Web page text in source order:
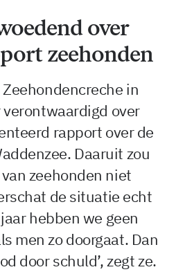
over
zeehonden
Zeehondencreche in
over
rapport over de
Daaruit zou
zeehonden niet
de situatie echt
hebben we geen
men zo doorgaat. Dan
door schuld’, zegt ze.